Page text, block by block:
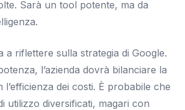
Sarà un tool potente, ma da
a riflettere sulla strategia di Google.
l’azienda dovrà bilanciare la
l’efficienza dei costi. È probabile che
utilizzo diversificati, magari con